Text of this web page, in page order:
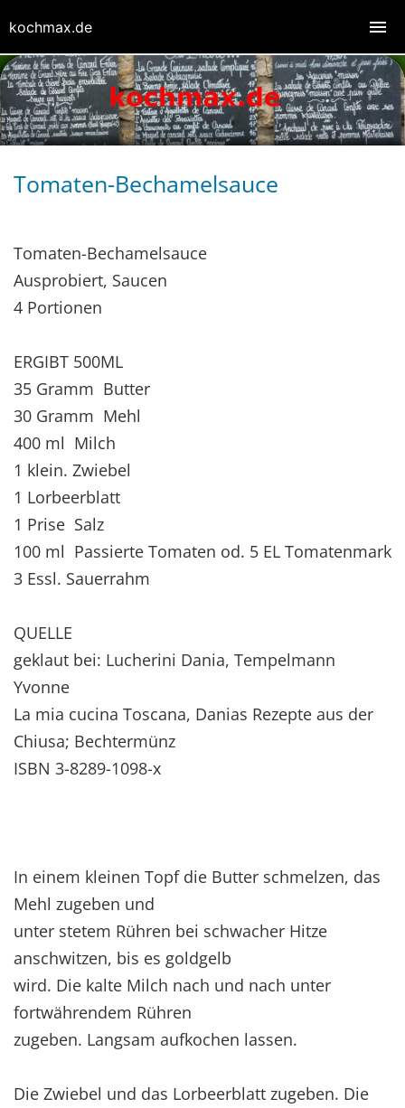
Tomaten-Bechamelsauce
Tomaten-Bechamelsauce
Ausprobiert, Saucen
4 Portionen
ERGIBT 500ML
35 Gramm Butter
30 Gramm Mehl
400 ml Milch
1 klein. Zwiebel
1 Lorbeerblatt
1 Prise Salz
100 ml Passierte Tomaten od. 5 EL Tomatenmark
3 Essl. Sauerrahm
QUELLE
geklaut bei: Lucherini Dania, Tempelmann
Yvonne
La mia cucina Toscana, Danias Rezepte aus der
Chiusa; Bechtermünz
ISBN 3-8289-1098-x
In einem kleinen Topf die Butter schmelzen, das
Mehl zugeben und
unter stetem Rühren bei schwacher Hitze
anschwitzen, bis es goldgelb
wird. Die kalte Milch nach und nach unter
fortwährendem Rühren
zugeben. Langsam aufkochen lassen.
Die Zwiebel und das Lorbeerblatt zugeben. Die
kochmax.de